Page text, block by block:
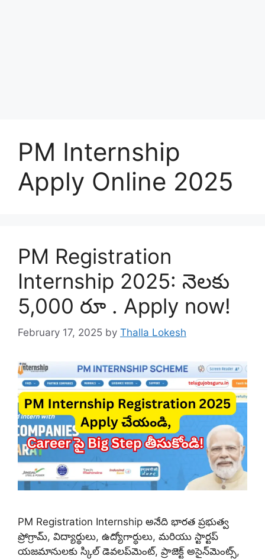
PM Internship
Apply Online 2025
PM Registration
Internship 2025: నెలకు
5,000 రూ . Apply now!
February 17, 2025 by Thalla Lokesh
PM Registration Internship అనేది భారత ప్రభుత్వ
ప్రోగ్రామ్, విద్యార్థులు, ఉద్యోగార్ధులు, మరియు స్టార్టప్
యజమానులకు స్కిల్ డెవలప్‌మెంట్, ప్రాజెక్ట్ అసైన్‌మెంట్స్,